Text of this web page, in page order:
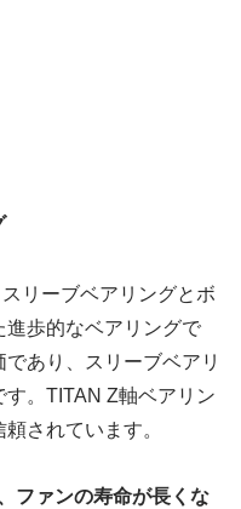
リーブベアリングとボ
進歩的なベアリングで
あり、スリーブベアリ
。TITAN Z軸ベアリン
されています。
ファンの寿命が長くな